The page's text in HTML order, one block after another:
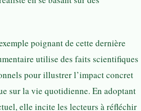
poignant de cette dernière
utilise des faits scientifiques
pour illustrer l’impact concret
sur la vie quotidienne. En adoptant
elle incite les lecteurs à réfléchir